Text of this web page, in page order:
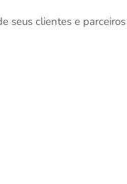
seus clientes e parceiros